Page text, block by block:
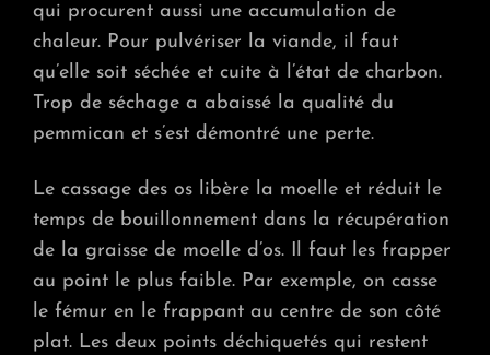
qui procurent aussi une accumulation de
chaleur. Pour pulvériser la viande, il faut
qu’elle soit séchée et cuite à l’état de charbon.
Trop de séchage a abaissé la qualité du
pemmican et s’est démontré une perte.
Le cassage des os libère la moelle et réduit le
temps de bouillonnement dans la récupération
de la graisse de moelle d’os. Il faut les frapper
au point le plus faible. Par exemple, on casse
le fémur en le frappant au centre de son côté
plat. Les deux points déchiquetés qui restent